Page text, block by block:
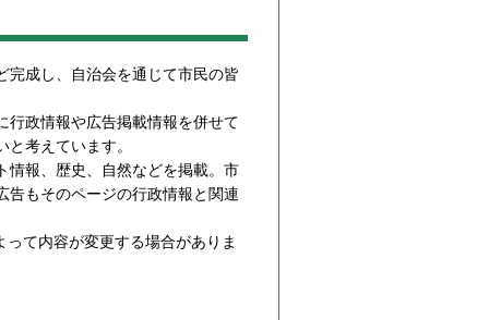
完成し、自治会を通じて市民の皆
行政情報や広告掲載情報を併せて
考えています。
情報、歴史、自然などを掲載。市
告もそのページの行政情報と関連
て内容が変更する場合がありま